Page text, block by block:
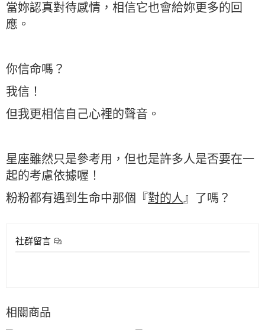
當妳認真對待感情，相信它也會給妳更多的回
應。
你信命嗎？
我信！
但我更相信自己心裡的聲音。
星座雖然只是參考用，但也是許多人是否要在一
起的考慮依據喔！
粉粉都有遇到生命中那個『對的人』了嗎？
社群留言
相關商品